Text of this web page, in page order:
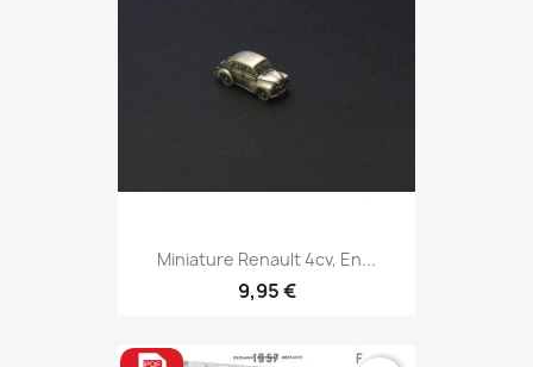
Miniature Renault 4cv, En...
9,95 €